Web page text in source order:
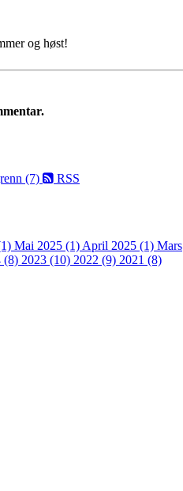
og høst!
(7) RSS
Mai 2025 (1) April 2025 (1) Mars
(8) 2023 (10) 2022 (9) 2021 (8)